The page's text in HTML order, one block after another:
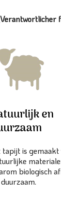
en
tapijt is gemaakt
biologisch